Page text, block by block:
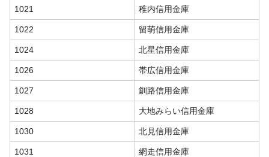
1021 稚内信用金庫
1022 留萌信用金庫
1024 北星信用金庫
1026 帯広信用金庫
1027 釧路信用金庫
1028 大地みらい信用金庫
1030 北見信用金庫
1031 網走信用金庫